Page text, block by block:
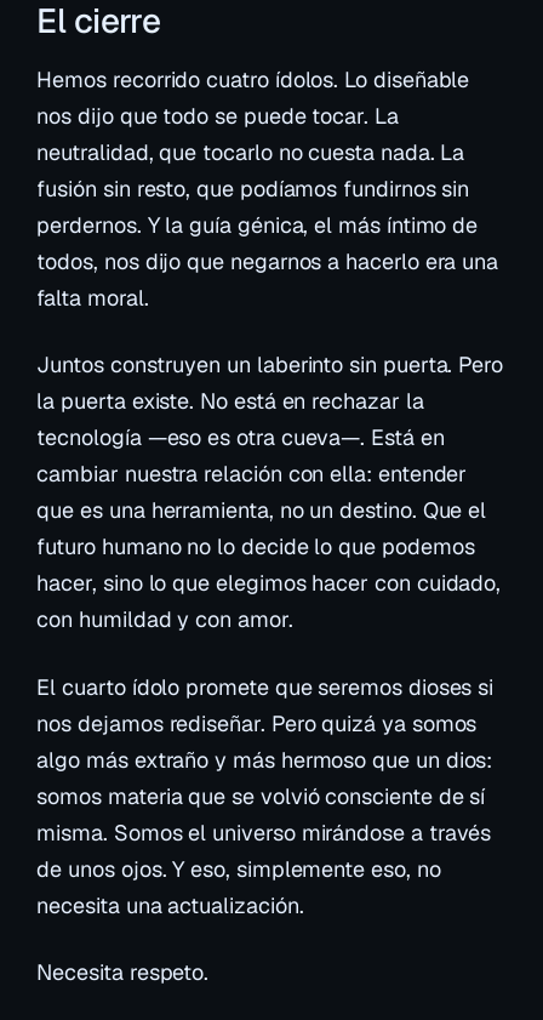
El cierre
Hemos recorrido cuatro ídolos. Lo diseñable
nos dijo que todo se puede tocar. La
neutralidad, que tocarlo no cuesta nada. La
fusión sin resto, que podíamos fundirnos sin
perdernos. Y la guía génica, el más íntimo de
todos, nos dijo que negarnos a hacerlo era una
falta moral.
Juntos construyen un laberinto sin puerta. Pero
la puerta existe. No está en rechazar la
tecnología —eso es otra cueva—. Está en
cambiar nuestra relación con ella: entender
que es una herramienta, no un destino. Que el
futuro humano no lo decide lo que podemos
hacer, sino lo queelegimoshacer con cuidado,
con humildad y con amor.
El cuarto ídolo promete que seremos dioses si
nos dejamos rediseñar. Pero quizá ya somos
algo más extraño y más hermoso que un dios:
somos materia que se volvió consciente de sí
misma. Somos el universo mirándose a través
de unos ojos. Y eso, simplemente eso, no
necesita una actualización.
Necesita respeto.